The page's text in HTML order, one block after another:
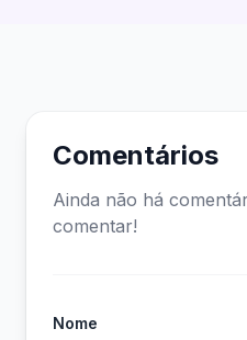
Comentários
Ainda não há
comentar!
Nome